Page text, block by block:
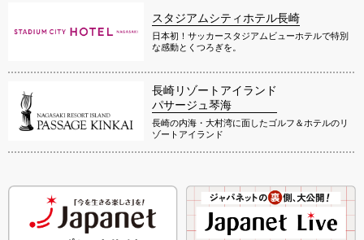
スタジアムシティホテル長崎
日本初！サッカースタジアムビューホテルで特別
な感動とくつろぎを。
長崎リゾートアイランド
パサージュ琴海
長崎の内海・大村湾に面したゴルフ＆ホテルのリ
ゾートアイランド